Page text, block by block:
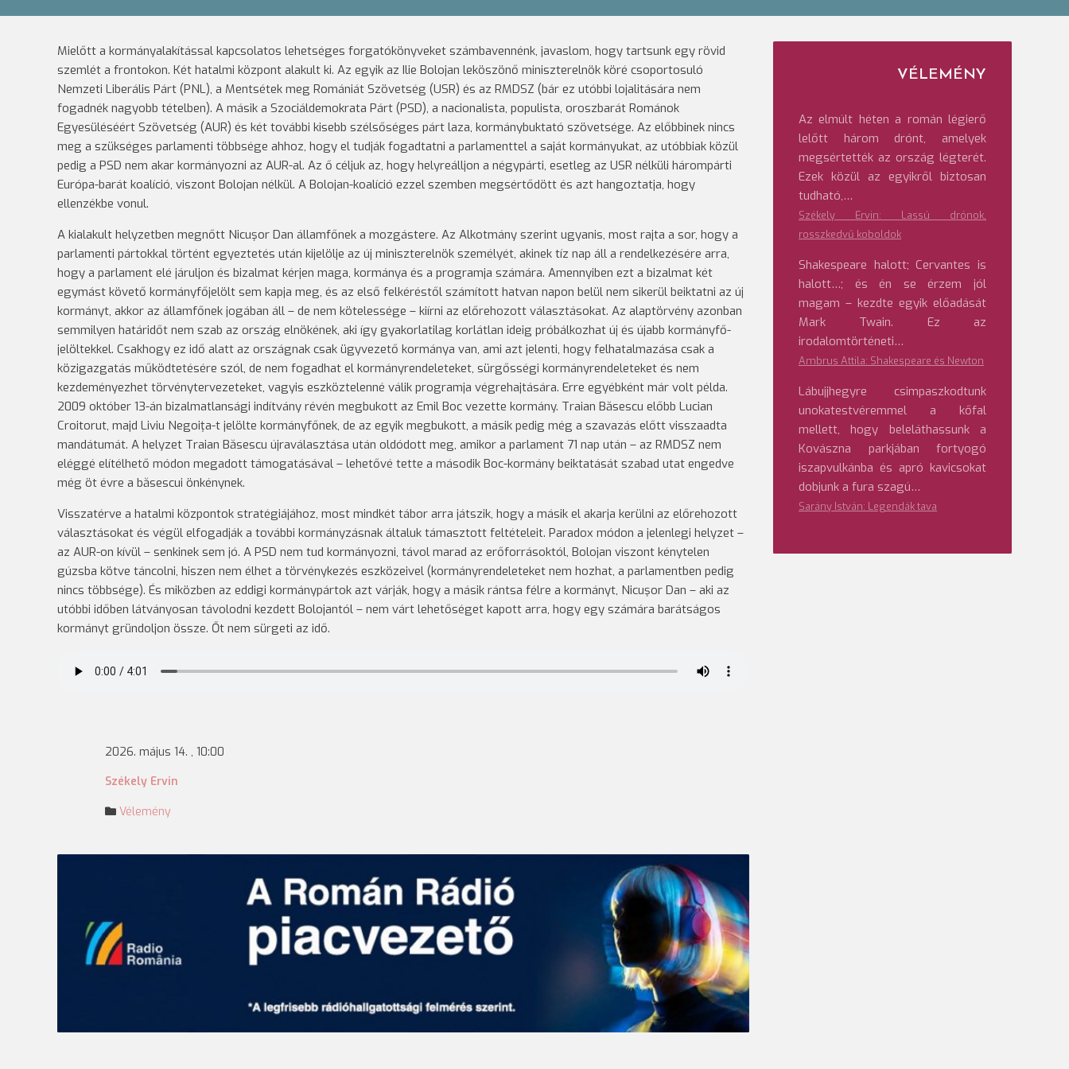
Mielőtt a kormányalakítással kapcsolatos lehetséges forgatókönyveket számbavennénk, javaslom, hogy tartsunk egy rövid
szemlét a frontokon. Két hatalmi központ alakult ki. Az egyik az Ilie Bolojan leköszönő miniszterelnök köré csoportosuló
Nemzeti Liberális Párt (PNL), a Mentsétek meg Romániát Szövetség (USR) és az RMDSZ (bár ez utóbbi lojalitására nem
fogadnék nagyobb tételben). A másik a Szociáldemokrata Párt (PSD), a nacionalista, populista, oroszbarát Románok
Egyesüléséért Szövetség (AUR) és két további kisebb szélsőséges párt laza, kormánybuktató szövetsége. Az előbbinek nincs
meg a szükséges parlamenti többsége ahhoz, hogy el tudják fogadtatni a parlamenttel a saját kormányukat, az utóbbiak közül
pedig a PSD nem akar kormányozni az AUR-al. Az ő céljuk az, hogy helyreálljon a négypárti, esetleg az USR nélküli hárompárti
Európa-barát koalíció, viszont Bolojan nélkül. A Bolojan-koalíció ezzel szemben megsértődött és azt hangoztatja, hogy
ellenzékbe vonul.
A kialakult helyzetben megnőtt Nicuşor Dan államfőnek a mozgástere. Az Alkotmány szerint ugyanis, most rajta a sor, hogy a
parlamenti pártokkal történt egyeztetés után kijelölje az új miniszterelnök személyét, akinek tíz nap áll a rendelkezésére arra,
hogy a parlament elé járuljon és bizalmat kérjen maga, kormánya és a programja számára. Amennyiben ezt a bizalmat két
egymást követő kormányfőjelölt sem kapja meg, és az első felkéréstől számított hatvan napon belül nem sikerül beiktatni az új
kormányt, akkor az államfőnek jogában áll – de nem kötelessége – kiírni az előrehozott választásokat. Az alaptörvény azonban
semmilyen határidőt nem szab az ország elnökének, aki így gyakorlatilag korlátlan ideig próbálkozhat új és újabb kormányfő-
jelöltekkel. Csakhogy ez idő alatt az országnak csak ügyvezető kormánya van, ami azt jelenti, hogy felhatalmazása csak a
közigazgatás működtetésére szól, de nem fogadhat el kormányrendeleteket, sürgősségi kormányrendeleteket és nem
kezdeményezhet törvénytervezeteket, vagyis eszköztelenné válik programja végrehajtására. Erre egyébként már volt példa.
2009 október 13-án bizalmatlansági indítvány révén megbukott az Emil Boc vezette kormány. Traian Băsescu előbb Lucian
Croitorut, majd Liviu Negoiţa-t jelölte kormányfőnek, de az egyik megbukott, a másik pedig még a szavazás előtt visszaadta
mandátumát. A helyzet Traian Băsescu újraválasztása után oldódott meg, amikor a parlament 71 nap után – az RMDSZ nem
eléggé elítélhető módon megadott támogatásával – lehetővé tette a második Boc-kormány beiktatását szabad utat engedve
még öt évre a băsescui önkénynek.
Visszatérve a hatalmi központok stratégiájához, most mindkét tábor arra játszik, hogy a másik el akarja kerülni az előrehozott
választásokat és végül elfogadják a további kormányzásnak általuk támasztott feltételeit. Paradox módon a jelenlegi helyzet –
az AUR-on kívül – senkinek sem jó. A PSD nem tud kormányozni, távol marad az erőforrásoktól, Bolojan viszont kénytelen
gúzsba kötve táncolni, hiszen nem élhet a törvénykezés eszközeivel (kormányrendeleteket nem hozhat, a parlamentben pedig
nincs többsége). És miközben az eddigi kormánypártok azt várják, hogy a másik rántsa félre a kormányt, Nicuşor Dan – aki az
utóbbi időben látványosan távolodni kezdett Bolojantól – nem várt lehetőséget kapott arra, hogy egy számára barátságos
kormányt gründoljon össze. Őt nem sürgeti az idő.
2026. május 14. , 10:00
Székely Ervin
Vélemény
VÉLEMÉNY
Az elmúlt héten a román légierő
lelőtt három drónt, amelyek
megsértették az ország légterét.
Ezek közül az egyikről biztosan
tudható,…
Székely Ervin: Lassú drónok,
rosszkedvű koboldok
Shakespeare halott; Cervantes is
halott…; és én se érzem jól
magam – kezdte egyik előadását
Mark Twain. Ez az
irodalomtörténeti…
Ambrus Attila: Shakespeare és Newton
Lábujjhegyre csimpaszkodtunk
unokatestvéremmel a kőfal
mellett, hogy beleláthassunk a
Kovászna parkjában fortyogó
iszapvulkánba és apró kavicsokat
dobjunk a fura szagú…
Sarány István: Legendák tava